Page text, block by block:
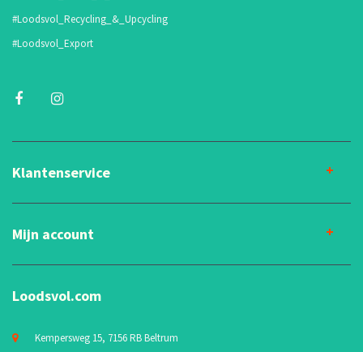
#Loodsvol_Recycling_&_Upcycling
#Loodsvol_Export
Klantenservice
Mijn account
Loodsvol.com
Kempersweg 15, 7156 RB Beltrum